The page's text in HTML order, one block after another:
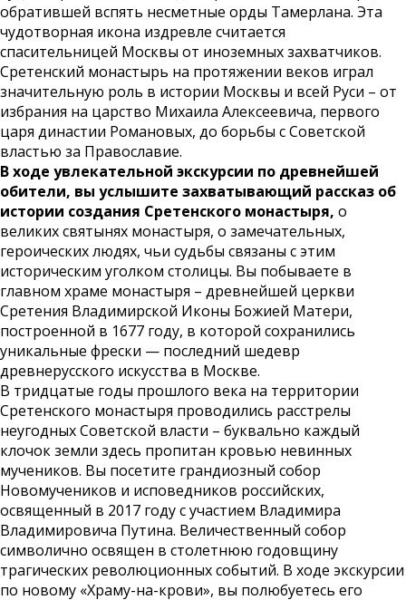
обратившей вспять несметные орды Тамерлана. Эта
чудотворная икона издревле считается
спасительницей Москвы от иноземных захватчиков.
Сретенский монастырь на протяжении веков играл
значительную роль в истории Москвы и всей Руси – от
избрания на царство Михаила Алексеевича, первого
царя династии Романовых, до борьбы с Советской
властью за Православие.
В ходе увлекательной экскурсии по древнейшей
обители, вы услышите захватывающий рассказ об
истории создания Сретенского монастыря, о
великих святынях монастыря, о замечательных,
героических людях, чьи судьбы связаны с этим
историческим уголком столицы. Вы побываете в
главном храме монастыря – древнейшей церкви
Сретения Владимирской Иконы Божией Матери,
построенной в 1677 году, в которой сохранились
уникальные фрески — последний шедевр
древнерусского искусства в Москве.
В тридцатые годы прошлого века на территории
Сретенского монастыря проводились расстрелы
неугодных Советской власти – буквально каждый
клочок земли здесь пропитан кровью невинных
мучеников. Вы посетите грандиозный собор
Новомучеников и исповедников российских,
освященный в 2017 году с участием Владимира
Владимировича Путина. Величественный собор
символично освящен в столетнюю годовщину
трагических революционных событий. В ходе экскурсии
по новому «Храму-на-крови», вы полюбуетесь его